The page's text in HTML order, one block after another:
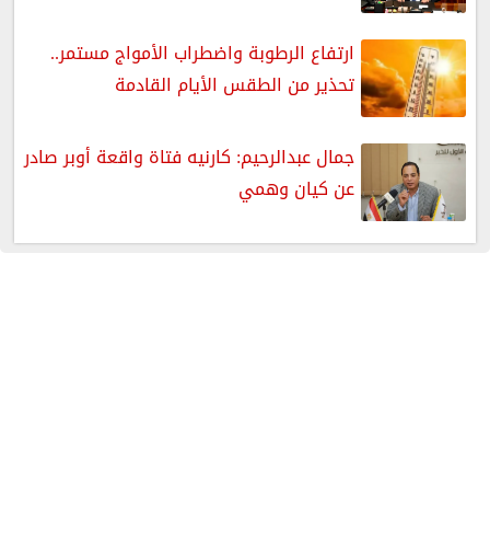
ارتفاع الرطوبة واضطراب الأمواج مستمر..
تحذير من الطقس الأيام القادمة
جمال عبدالرحيم: كارنيه فتاة واقعة أوبر صادر
عن كيان وهمي